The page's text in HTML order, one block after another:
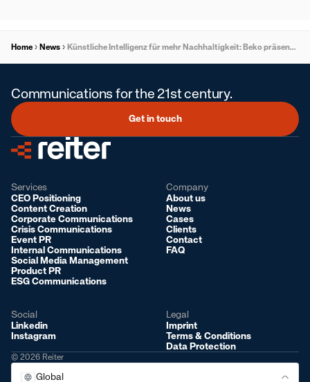
Home News Künstliche Intelligenz für mehr Nachhaltigkeit: Beko präsentiert SensorAdapt für Geschirrspüler
Communications for the 21st century.
Get in touch
Services
CEO Positioning
Content Creation
Corporate Communications
Crisis Communications
Event PR
Internal Communications
Social Media Management
Product PR
ESG Communications
Company
About us
News
Cases
Clients
Contact
FAQ
Social
Linkedin
Instagram
Legal
Imprint
Terms & Conditions
Data Protection
© 2026 Reiter
Global